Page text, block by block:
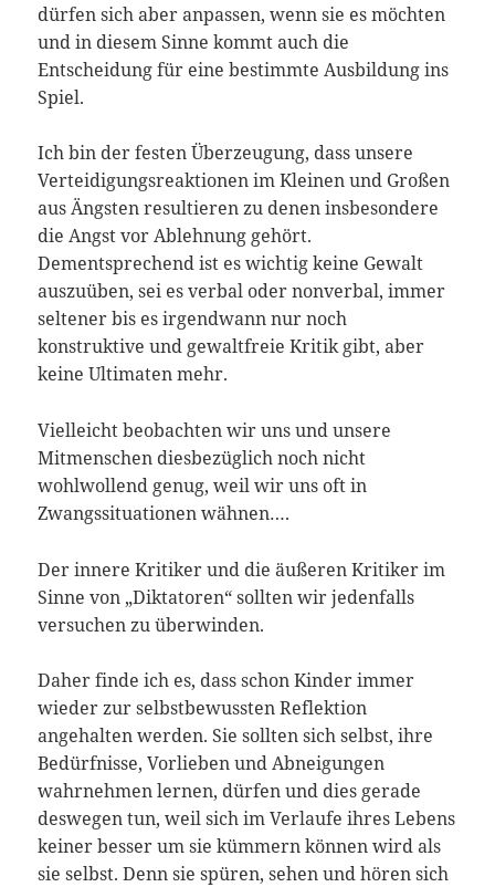
dürfen sich aber anpassen, wenn sie es möchten
und in diesem Sinne kommt auch die
Entscheidung für eine bestimmte Ausbildung ins
Spiel.
Ich bin der festen Überzeugung, dass unsere
Verteidigungsreaktionen im Kleinen und Großen
aus Ängsten resultieren zu denen insbesondere
die Angst vor Ablehnung gehört.
Dementsprechend ist es wichtig keine Gewalt
auszuüben, sei es verbal oder nonverbal, immer
seltener bis es irgendwann nur noch
konstruktive und gewaltfreie Kritik gibt, aber
keine Ultimaten mehr.
Vielleicht beobachten wir uns und unsere
Mitmenschen diesbezüglich noch nicht
wohlwollend genug, weil wir uns oft in
Zwangssituationen wähnen….
Der innere Kritiker und die äußeren Kritiker im
Sinne von „Diktatoren“ sollten wir jedenfalls
versuchen zu überwinden.
Daher finde ich es, dass schon Kinder immer
wieder zur selbstbewussten Reflektion
angehalten werden. Sie sollten sich selbst, ihre
Bedürfnisse, Vorlieben und Abneigungen
wahrnehmen lernen, dürfen und dies gerade
deswegen tun, weil sich im Verlaufe ihres Lebens
keiner besser um sie kümmern können wird als
sie selbst. Denn sie spüren, sehen und hören sich